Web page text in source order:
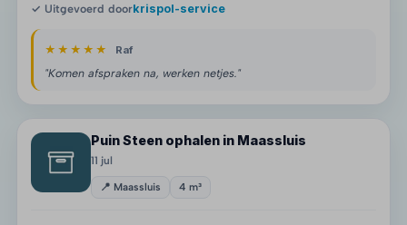
✓ Uitgevoerd doorkrispol-service
★★★★★ Raf
"Komen afspraken na, werken netjes."
Puin Steen ophalen in Maassluis
11 jul
📍 Maassluis 4 m³